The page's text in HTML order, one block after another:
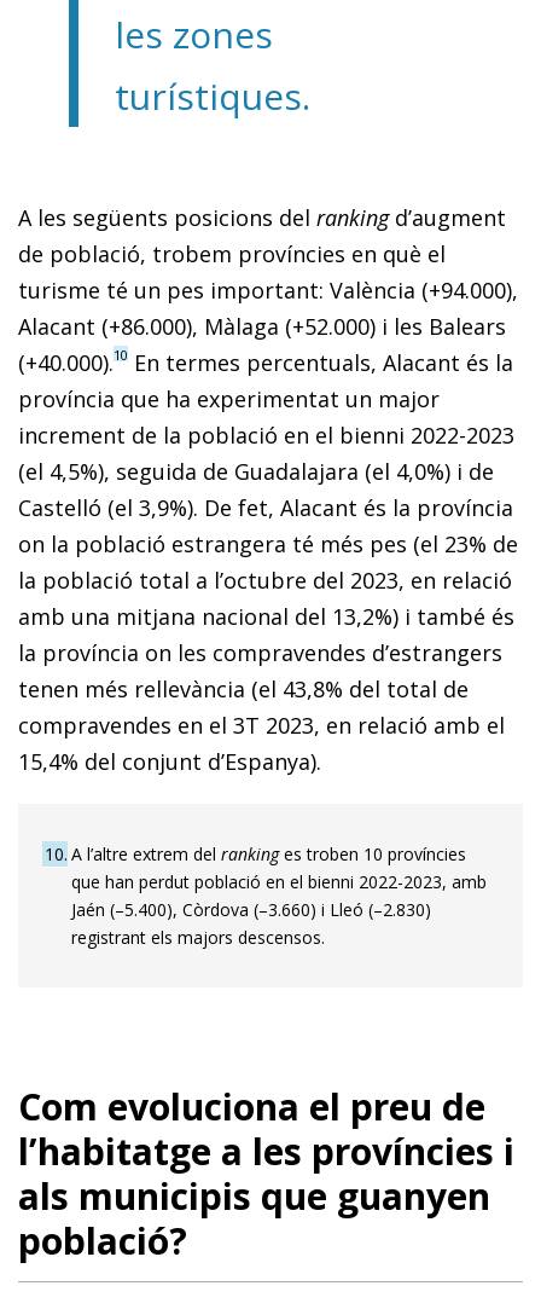
les zones
turístiques.
A les següents posicions del rankingd’augment
de població, trobem províncies en què el
turisme té un pes important: València (+94.000),
Alacant (+86.000), Màlaga (+52.000) i les Balears
(+40.000).10 En termes percentuals, Alacant és la
província que ha experimentat un major
increment de la població en el bienni 2022-2023
(el 4,5%), seguida de Guadalajara (el 4,0%) i de
Castelló (el 3,9%). De fet, Alacant és la província
on la població estrangera té més pes (el 23% de
la població total a l’octubre del 2023, en relació
amb una mitjana nacional del 13,2%) i també és
la província on les compravendes d’estrangers
tenen més rellevància (el 43,8% del total de
compravendes en el 3T 2023, en relació amb el
15,4% del conjunt d’Espanya).
10 A l’altre extrem del rankinges troben 10 províncies
que han perdut població en el bienni 2022-2023, amb
Jaén (–5.400), Còrdova (–3.660) i Lleó (–2.830)
registrant els majors descensos.
Com evoluciona el preu de
l’habitatge a les províncies i
als municipis que guanyen
població?